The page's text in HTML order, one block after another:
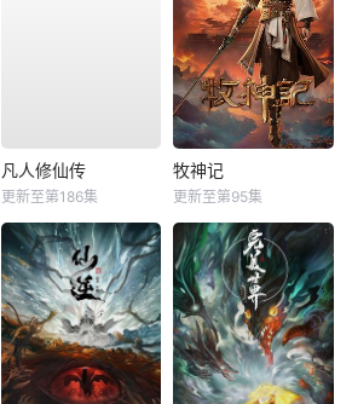
凡人修仙传
更新至第186集
牧神记
更新至第95集